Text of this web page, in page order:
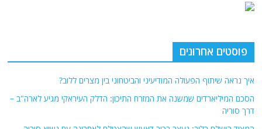
פוסטים אחרונים
איך נראה שיתוף הפעולה המודיעיני והביטחוני בין מצרים ללוב?
הסכם המיליארדים שמשנה את המזרח התיכון: הדלק העיראקי מגיע לארה"ב –
דרך סוריה